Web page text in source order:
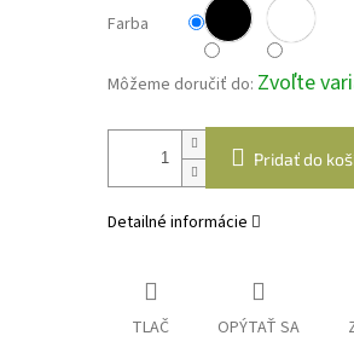
Farba
Môžeme doručiť do: Zvoľte
Pridať do
Detailné informácie
TLAČ OPÝTAŤ SA